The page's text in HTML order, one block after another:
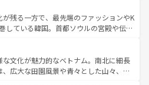
ィも充実しており、サーフィンやダイ
グなど、アウトドア好きにはたまらな
アの多彩な魅力を存分に味わいつくそ
地帯である台湾東部など、都市の喧騒
共存しており、訪れる人に新しい発見と
れる。また、奥深い台湾の食文化も魅
スイーツなど、バラエティ豊かな料理
える。 なお、新着の台湾情報は コンテンツ一覧を参
が残る一方で、最先端のファッションやK
している韓国。首都ソウルの宮殿や伝統
せば四季折々の自然美を楽しむことが
キムチや焼肉、絶品のストリートフード
韓国料理が待っている。夜には、韓国な
な文化が魅力的なベトナム。南北に細長
、広大な田園風景や青々とした山々、世